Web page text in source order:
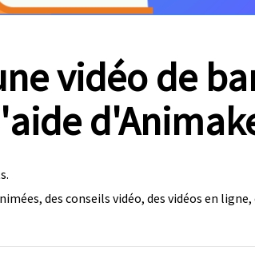
vidéo de
, des conseils vidéo, des vidéos en ligne,